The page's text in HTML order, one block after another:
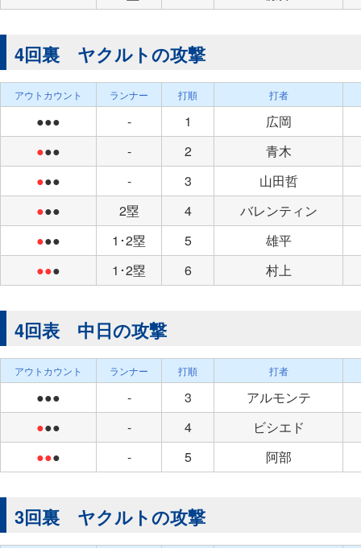
4回裏 ヤクルトの攻撃
アウトカウント ランナー 打順 打者
●●● - 1
広岡
●●● - 2
青木
●●● - 3
山田哲
●●● 2塁 4
バレンティン
●●● 1･2塁 5
雄平
●●● 1･2塁 6 村上
4回表 中日の攻撃
アウトカウント ランナー 打順 打者
●●● - 3
アルモンテ
●●● - 4
ビシエド
●●● - 5 阿部
3回裏 ヤクルトの攻撃